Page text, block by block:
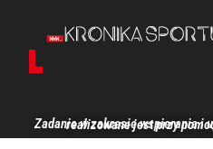
Zadanie w zakresie wspierania i upowszechniania kultury